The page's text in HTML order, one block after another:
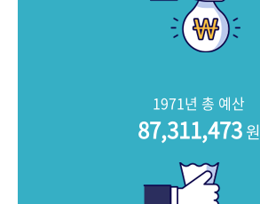
1971년 총 예산
87,311,473원